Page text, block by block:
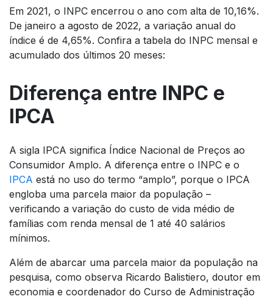
Em 2021, o INPC encerrou o ano com alta de 10,16%.
De janeiro a agosto de 2022, a variação anual do
índice é de 4,65%. Confira a tabela do INPC mensal e
acumulado dos últimos 20 meses:
Diferença entre INPC e
IPCA
A sigla IPCA significa Índice Nacional de Preços ao
Consumidor Amplo. A diferença entre o INPC e o
IPCA está no uso do termo “amplo”, porque o IPCA
engloba uma parcela maior da população –
verificando a variação do custo de vida médio de
famílias com renda mensal de 1 até 40 salários
mínimos.
Além de abarcar uma parcela maior da população na
pesquisa, como observa Ricardo Balistiero, doutor em
economia e coordenador do Curso de Administração